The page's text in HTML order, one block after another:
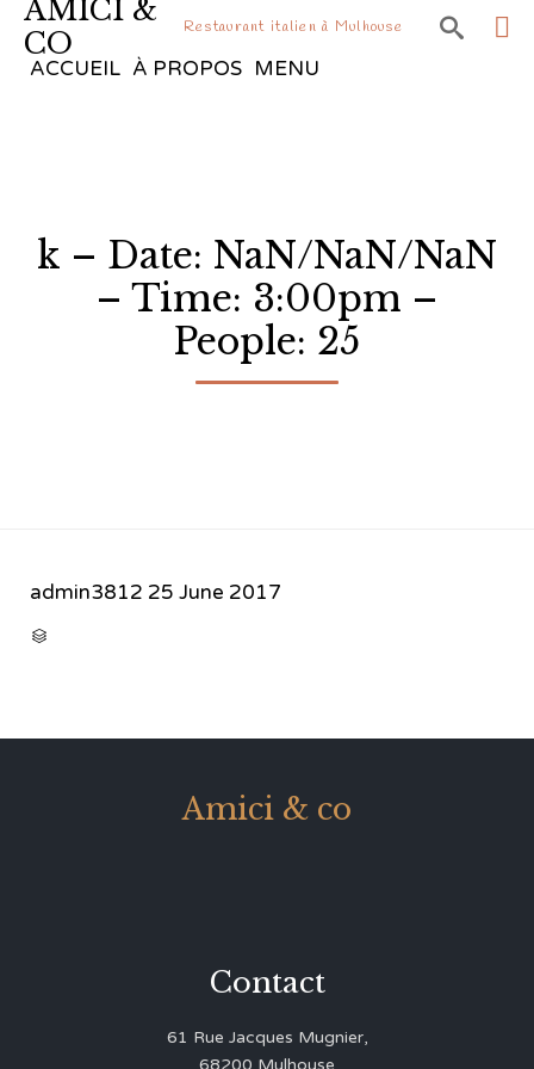
AMICI &
CO
Restaurant italien à Mulhouse 
ACCUEIL À PROPOS MENU
k – Date: NaN/NaN/NaN
– Time: 3:00pm –
People: 25
admin3812 25 June 2017

Amici & co
Contact
61 Rue Jacques Mugnier,